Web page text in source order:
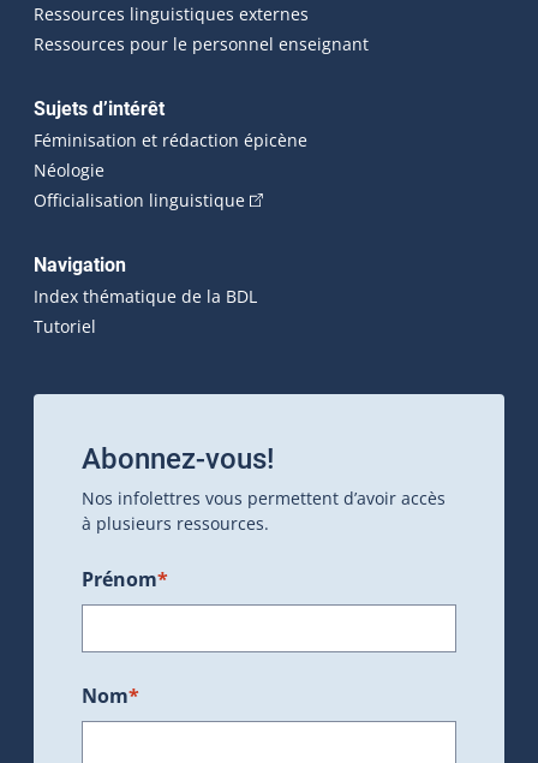
Ressources linguistiques externes
Ressources pour le personnel enseignant
Sujets d’intérêt
Féminisation et rédaction épicène
Néologie
Officialisation linguistique(Cet hyperlien externe s'ouvrira
Navigation
Index thématique de la BDL
Tutoriel
Abonnez-vous!
Nos infolettres vous permettent d’avoir accès
à plusieurs ressources.
Prénom*
Nom*